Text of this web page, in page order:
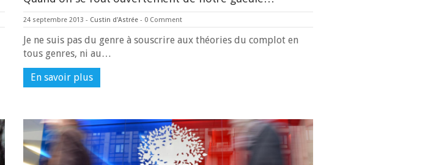
24 septembre 2013 - Custin d'Astrée - 0 Comment
Je ne suis pas du genre à souscrire aux théories du complot en
tous genres, ni au…
En savoir plus